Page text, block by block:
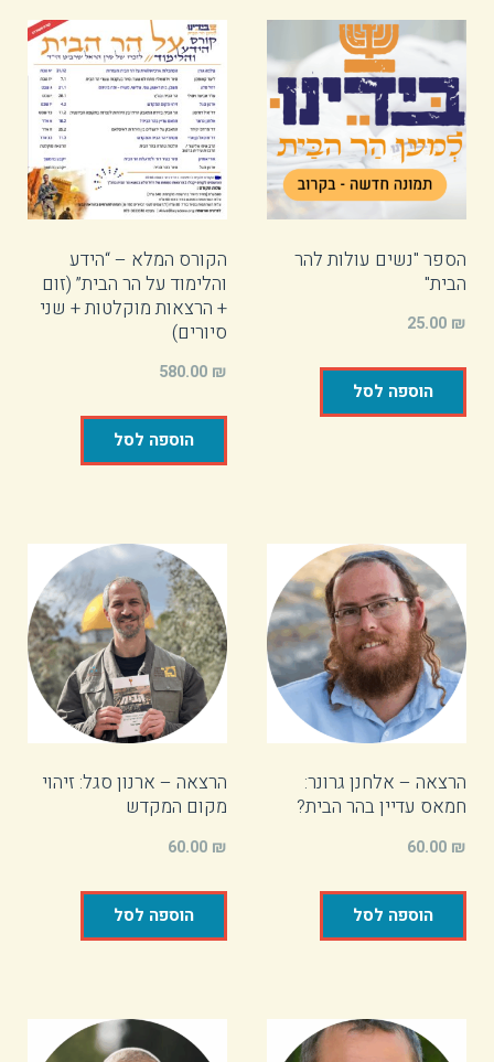
הספר "נשים עולות להר
הבית"
25.00 ₪
הוספה לסל
הקורס המלא – “הידע
והלימוד על הר הבית” (זום
+ הרצאות מוקלטות + שני
סיורים)
580.00 ₪
הוספה לסל
הרצאה – אלחנן גרונר:
חמאס עדיין בהר הבית?
60.00 ₪
הוספה לסל
הרצאה – ארנון סגל: זיהוי
מקום המקדש
60.00 ₪
הוספה לסל